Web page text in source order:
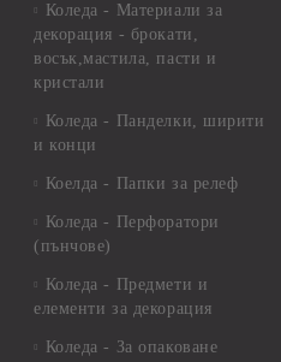
Коледа - Материали за
декорация - брокати,
восък,мастила, пасти и
кристали
Коледа - Панделки, ширити
и конци
Коелда - Папки за релеф
Коледа - Перфоратори
(пънчове)
Коледа - Предмети и
елементи за декорация
Коледа - За опаковане